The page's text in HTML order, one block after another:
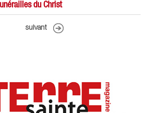
du Christ
suivant